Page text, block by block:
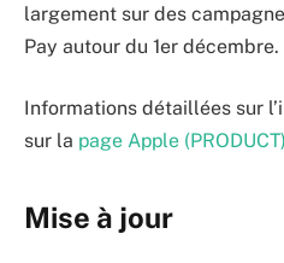
largement sur des
Pay autour du 1er décembre.
Informations détaillées sur
sur la page Apple
Mise à jour